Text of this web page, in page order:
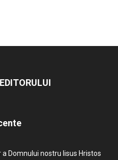
a Domnului nostru Iisus Hristos